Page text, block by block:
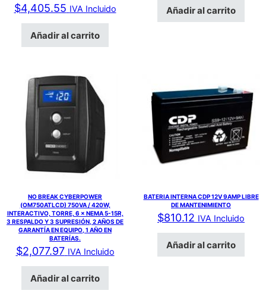
$4,405.55 IVA Incluido
Añadir al carrito
Añadir al carrito
NO BREAK CYBERPOWER
(OM750ATLCD) 750VA / 420W,
INTERACTIVO, TORRE, 6 × NEMA 5-15R,
3 RESPALDO Y 3 SUPRESIÓN, 2 AÑOS DE
GARANTÍA EN EQUIPO, 1 AÑO EN
BATERÍAS.
$2,077.97 IVA Incluido
Añadir al carrito
BATERIA INTERNA CDP 12V 9AMP LIBRE
DE MANTENIMIENTO
$810.12 IVA Incluido
Añadir al carrito